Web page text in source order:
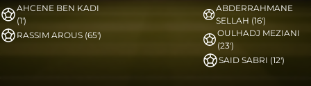
AHCENE BEN KADI
(1')
RASSIM AROUS (65')
ABDERRAHMANE
SELLAH (16')
OULHADJ MEZIANI
(23')
SAID SABRI (12')